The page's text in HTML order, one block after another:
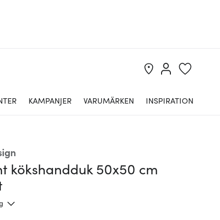
KAMPANJER VARUMÄRKEN INSPIRATION
kökshandduk 50x50 cm